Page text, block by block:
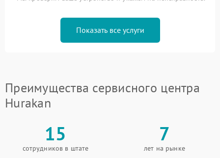
Показать все услуги
Преимущества сервисного центра
Hurakan
15
сотрудников в штате
7
лет на рынке